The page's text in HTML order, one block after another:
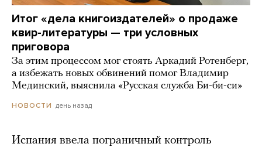
Итог «дела книгоиздателей» о продаже
квир-литературы — три условных
приговора
За этим процессом мог стоять Аркадий Ротенберг,
а избежать новых обвинений помог Владимир
Мединский, выяснила «Русская служба Би-би-си»
НОВОСТИ день назад
Испания ввела пограничный контроль